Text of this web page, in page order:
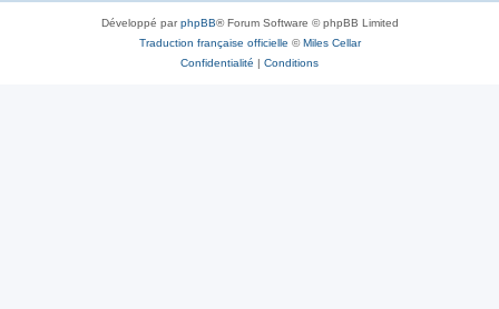
Développé parphpBB® Forum Software © phpBB Limited
Traduction française officielle ©Miles Cellar
Confidentialité | Conditions